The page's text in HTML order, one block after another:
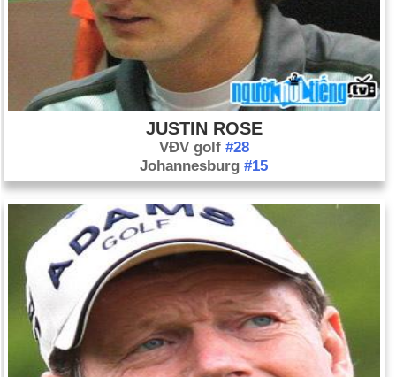
JUSTIN ROSE
VĐV golf #28
Johannesburg #15